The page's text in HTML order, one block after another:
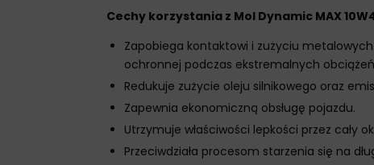
Cechy korzystania z Mol Dynamic MAX
Zapobiega kontaktowi i zużyciu
ochronnej podczas ekstremalnych
Redukuje zużycie oleju silnikowego oraz
Zapewnia ekonomiczną obsługę pojazdu.
Utrzymuje właściwości lepkości przez cały
Przeciwdziała procesom starzenia się na